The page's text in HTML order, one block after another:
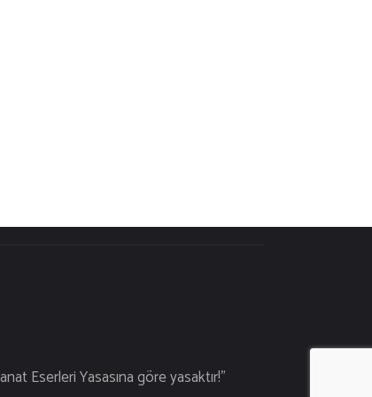
Eserleri Yasasına göre yasaktır!"